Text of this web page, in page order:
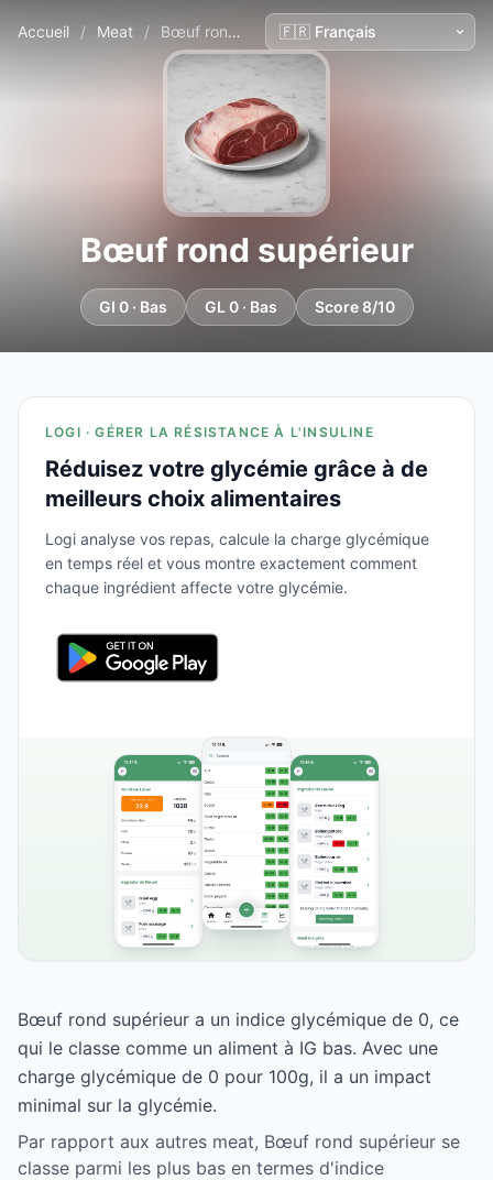
Accueil / Meat / Bœuf rond supérieur
Bœuf rond supérieur
GI 0 · Bas GL 0 · Bas Score 8/10
LOGI · GÉRER LA RÉSISTANCE À L'INSULINE
Réduisez votre glycémie grâce à de
meilleurs choix alimentaires
Logi analyse vos repas, calcule la charge glycémique
en temps réel et vous montre exactement comment
chaque ingrédient affecte votre glycémie.
Bœuf rond supérieur a un indice glycémique de 0, ce
qui le classe comme un aliment à IG bas. Avec une
charge glycémique de 0 pour 100g, il a un impact
minimal sur la glycémie.
Par rapport aux autres meat, Bœuf rond supérieur se
classe parmi les plus bas en termes d'indice